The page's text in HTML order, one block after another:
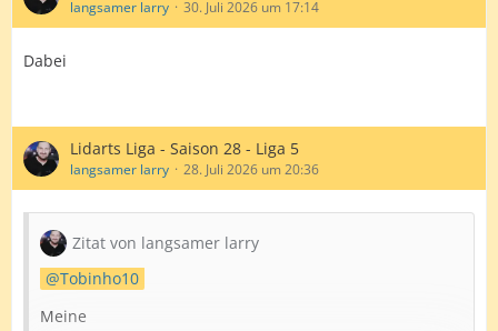
langsamer larry 30. Juli 2026 um 17:14
Dabei
Lidarts Liga - Saison 28 - Liga 5
langsamer larry 28. Juli 2026 um 20:36
Zitat von langsamer larry
Tobinho10
Meine